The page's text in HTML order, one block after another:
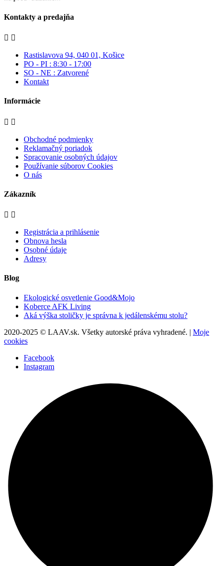
Kontakty a predajňa
 
Rastislavova 94, 040 01, Košice
PO - PI : 8:30 - 17:00
SO - NE : Zatvorené
Kontakt
Informácie
 
Obchodné podmienky
Reklamačný poriadok
Spracovanie osobných údajov
Používanie súborov Cookies
O nás
Zákazník
 
Registrácia a prihlásenie
Obnova hesla
Osobné údaje
Adresy
Blog
Ekologické osvetlenie Good&Mojo
Koberce AFK Living
Aká výška stoličky je správna k jedálenskému stolu?
2020-2025 © LAAV.sk. Všetky autorské práva vyhradené. | Moje
cookies
Facebook
Instagram